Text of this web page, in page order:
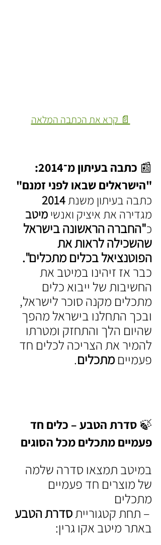
📄 קרא את הכתבה המלאה
📰 כתבה בעיתון מ־2014:
"הישראלים שבאו לפני זמנם"
כתבה בעיתון משנת 2014
מגדירה את איציק ואנשי מיטב
כ"החברה הראשונה בישראל
שהשכילה לראות את
הפוטנציאל בכלים מתכלים".
כבר אז זיהינו במיטב את
החשיבות של ייבוא כלים
מתכלים מקנה סוכר לישראל,
ובכך התחלנו בישראל מהפך
שהיום הלך והתחזק ומטרתו
להמיר את הצריכה לכלים חד
פעמיים מתכלים.
🍃 סדרת הטבע – כלים חד
פעמיים מתכלים מכל הסוגים
במיטב תמצאו סדרה שלמה
של מוצרים חד פעמיים
מתכלים
סדרת הטבע
באתר מיטב אקו גרין: